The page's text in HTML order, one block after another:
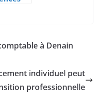
à Denain
individuel peut
professionnelle